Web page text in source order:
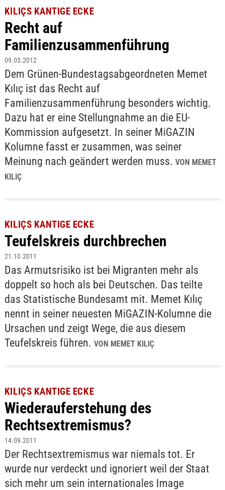
KILIÇS KANTIGE ECKE
Recht auf
Familienzusammenführung
09.03.2012
Dem Grünen-Bundestagsabgeordneten Memet
Kılıç ist das Recht auf
Familienzusammenführung besonders wichtig.
Dazu hat er eine Stellungnahme an die EU-
Kommission aufgesetzt. In seiner MiGAZIN
Kolumne fasst er zusammen, was seiner
Meinung nach geändert werden muss. VON MEMET
KILIÇ
KILIÇS KANTIGE ECKE
Teufelskreis durchbrechen
21.10.2011
Das Armutsrisiko ist bei Migranten mehr als
doppelt so hoch als bei Deutschen. Das teilte
das Statistische Bundesamt mit. Memet Kılıç
nennt in seiner neuesten MiGAZIN-Kolumne die
Ursachen und zeigt Wege, die aus diesem
Teufelskreis führen. VON MEMET KILIÇ
KILIÇS KANTIGE ECKE
Wiederauferstehung des
Rechtsextremismus?
14.09.2011
Der Rechtsextremismus war niemals tot. Er
wurde nur verdeckt und ignoriert weil der Staat
sich mehr um sein internationales Image